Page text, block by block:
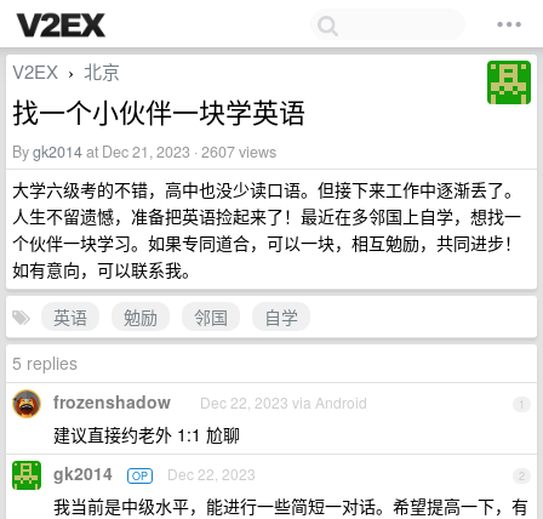
V2EX › 北京
找一个小伙伴一块学英语
Bygk2014at Dec 21, 2023 · 2607 views
大学六级考的不错，高中也没少读口语。但接下来工作中逐渐丢了。
人生不留遗憾，准备把英语捡起来了！最近在多邻国上自学，想找一
个伙伴一块学习。如果专同道合，可以一块，相互勉励，共同进步！
如有意向，可以联系我。
英语
勉励 邻国
自学
5 replies
1
frozenshadow Dec 22, 2023 via Android
建议直接约老外 1:1 尬聊
2
gk2014 OP Dec 22, 2023
我当前是中级水平，能进行一些简短一对话。希望提高一下，有